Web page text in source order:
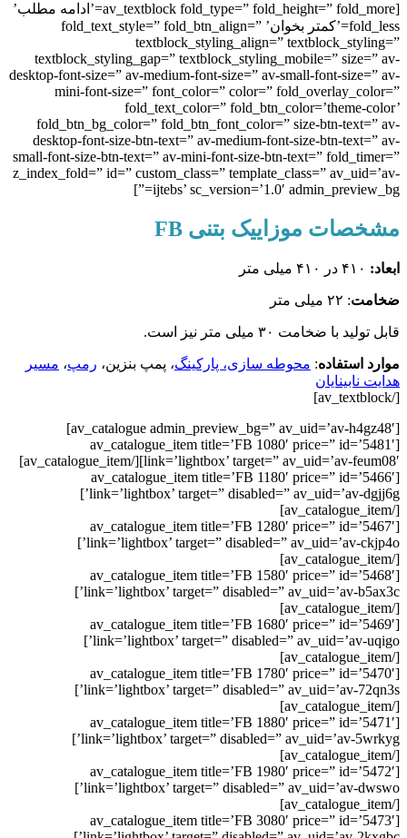
[av_textblock fold_type=” fold_height=” fold_more=’ادامه مطلب’
fold_less=’کمتر بخوان’ fold_text_style=” fold_btn_align=”
textblock_styling_align=” textblock_styling=”
textblock_styling_gap=” textblock_styling_mobile=” size=” av-
desktop-font-size=” av-medium-font-size=” av-small-font-size=” av-
mini-font-size=” font_color=” color=” fold_overlay_color=”
fold_text_color=” fold_btn_color=’theme-color’
fold_btn_bg_color=” fold_btn_font_color=” size-btn-text=” av-
desktop-font-size-btn-text=” av-medium-font-size-btn-text=” av-
small-font-size-btn-text=” av-mini-font-size-btn-text=” fold_timer=”
z_index_fold=” id=” custom_class=” template_class=” av_uid=’av-
ijtebs’ sc_version=’1.0′ admin_preview_bg=”]
مشخصات موزاییک بتنی FB
ابعاد:
ضخامت: ۲۲ میلی متر
قابل تولید با ضخامت ۳۰ میلی متر نیز است.
موارد استفاده: محوطه سازی، پارکینگ، پمپ بنزین، رمپ، مسیر
هدایت نابینایان
[/av_textblock]
[av_catalogue admin_preview_bg=” av_uid=’av-h4gz48′]
[av_catalogue_item title=’FB 1080′ price=” id=’5481′
link=’lightbox’ target=” av_uid=’av-feum08′][/av_catalogue_item]
[av_catalogue_item title=’FB 1180′ price=” id=’5466′
link=’lightbox’ target=” disabled=” av_uid=’av-dgjj6g’]
[/av_catalogue_item]
[av_catalogue_item title=’FB 1280′ price=” id=’5467′
link=’lightbox’ target=” disabled=” av_uid=’av-ckjp4o’]
[/av_catalogue_item]
[av_catalogue_item title=’FB 1580′ price=” id=’5468′
link=’lightbox’ target=” disabled=” av_uid=’av-b5ax3c’]
[/av_catalogue_item]
[av_catalogue_item title=’FB 1680′ price=” id=’5469′
link=’lightbox’ target=” disabled=” av_uid=’av-uqigo’]
[/av_catalogue_item]
[av_catalogue_item title=’FB 1780′ price=” id=’5470′
link=’lightbox’ target=” disabled=” av_uid=’av-72qn3s’]
[/av_catalogue_item]
[av_catalogue_item title=’FB 1880′ price=” id=’5471′
link=’lightbox’ target=” disabled=” av_uid=’av-5wrkyg’]
[/av_catalogue_item]
[av_catalogue_item title=’FB 1980′ price=” id=’5472′
link=’lightbox’ target=” disabled=” av_uid=’av-dwswo’]
[/av_catalogue_item]
[av_catalogue_item title=’FB 3080′ price=” id=’5473′